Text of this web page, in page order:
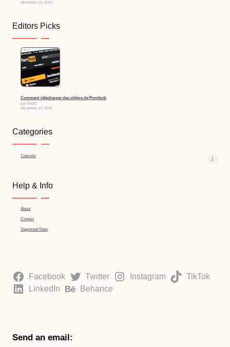
décembre 23, 2024
Editors Picks
Comment télécharger des vidéos de Pornhub
par TikDD
décembre 23, 2024
Categories
Tutoriels 1
Help & Info
About
Contact
Supported Sites
Facebook Twitter Instagram
TikTok
LinkedIn
Behance
Send an email: